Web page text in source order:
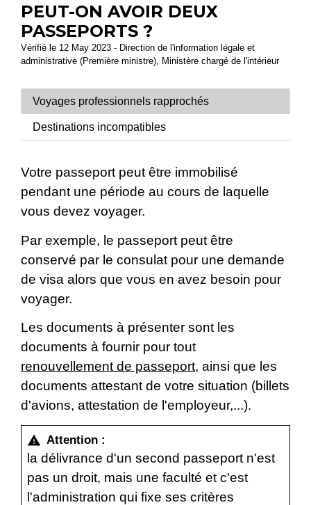
PEUT-ON AVOIR DEUX
PASSEPORTS ?
Vérifié le 12 May 2023 - Direction de l'information légale et
administrative (Première ministre), Ministère chargé de l'intérieur
Voyages professionnels rapprochés
Destinations incompatibles
Votre passeport peut être immobilisé
pendant une période au cours de laquelle
vous devez voyager.
Par exemple, le passeport peut être
conservé par le consulat pour une demande
de visa alors que vous en avez besoin pour
voyager.
Les documents à présenter sont les
documents à fournir pour tout
renouvellement de passeport, ainsi que les
documents attestant de votre situation (billets
d'avions, attestation de l'employeur,...).
warning Attention :
la délivrance d'un second passeport n'est
pas un droit, mais une faculté et c'est
l'administration qui fixe ses critères